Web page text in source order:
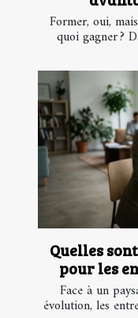
Former, oui,
quoi gagner ?
Quelles
pour les
Face à un
évolution, les